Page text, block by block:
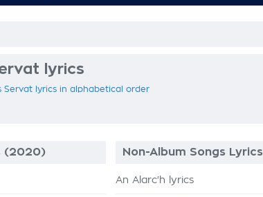
lyrics
Servat lyrics in alphabetical order
(2020) Non-Album Songs Lyrics
An Alarc'h lyrics